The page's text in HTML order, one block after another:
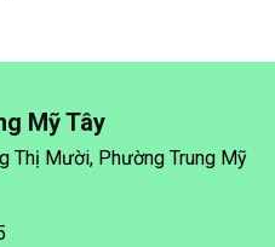
Mỹ Tây
Thị Mười, Phường Trung Mỹ